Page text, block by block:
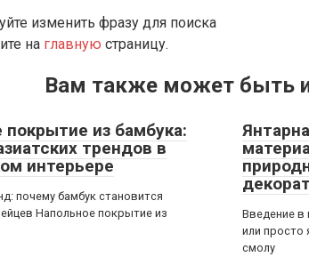
изменить фразу для поиска
на главную страницу.
Вам также может быть
покрытие из бамбука:
трендов в
интерьере
почему бамбук становится
Напольное покрытие из
Введение в
или просто
смолу